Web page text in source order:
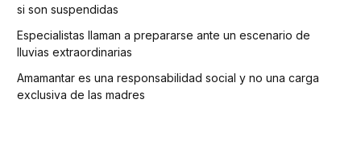
si son suspendidas
Especialistas llaman a prepararse ante un escenario de
lluvias extraordinarias
Amamantar es una responsabilidad social y no una carga
exclusiva de las madres